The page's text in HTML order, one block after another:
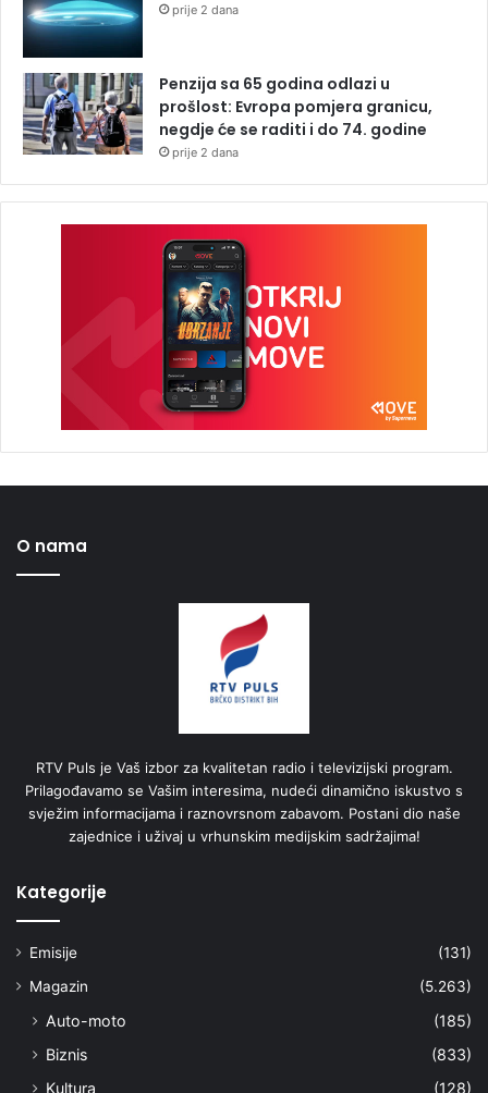
prije 2 dana
Penzija sa 65 godina odlazi u
prošlost: Evropa pomjera granicu,
negdje će se raditi i do 74. godine
prije 2 dana
O nama
RTV Puls je Vaš izbor za kvalitetan radio i televizijski program.
Prilagođavamo se Vašim interesima, nudeći dinamično iskustvo s
svježim informacijama i raznovrsnom zabavom. Postani dio naše
zajednice i uživaj u vrhunskim medijskim sadržajima!
Kategorije
Emisije
(131)
Magazin
(5.263)
Auto-moto
(185)
Biznis
(833)
Kultura
(128)